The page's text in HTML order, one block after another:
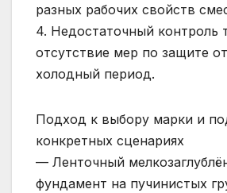
разных рабочих свойств
4. Недостаточный контроль
отсутствие мер по защите
холодный период.
Подход к выбору марки и
конкретных сценариях
— Ленточный
фундамент на пучинистых